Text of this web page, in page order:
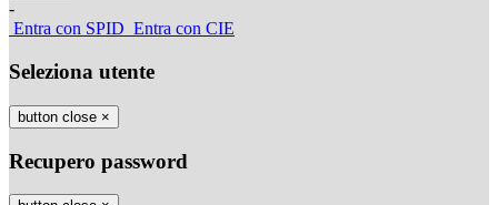
-
Entra con SPID Entra con CIE
Seleziona utente
button close ×
Recupero password